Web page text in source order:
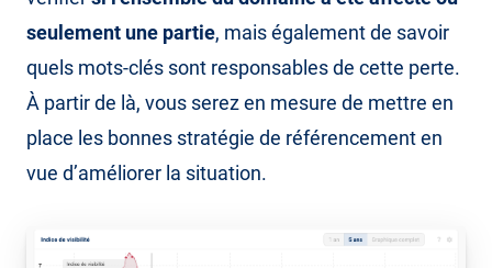
seulement une partie, mais également de savoir
quels mots-clés sont responsables de cette perte.
À partir de là, vous serez en mesure de mettre en
place les bonnes stratégie de référencement en
vue d’améliorer la situation.